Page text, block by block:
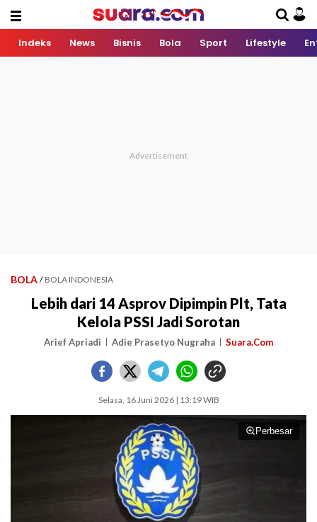
Indeks News Bisnis Bola Sport Lifestyle
BOLA / BOLA INDONESIA
Lebih dari 14 Asprov Dipimpin Plt, Tata
Kelola PSSI Jadi Sorotan
Arief Apriadi Adie Prasetyo Nugraha Suara.Com
Selasa, 16 Juni 2026 | 13:19 WIB
Perbesar